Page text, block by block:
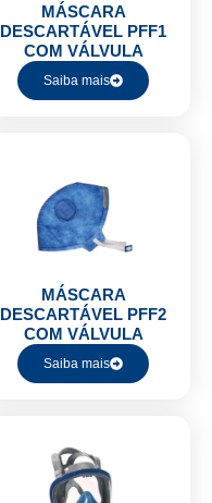
MÁSCARA
DESCARTÁVEL PFF1
COM VÁLVULA
Saiba mais
MÁSCARA
DESCARTÁVEL PFF2
COM VÁLVULA
Saiba mais